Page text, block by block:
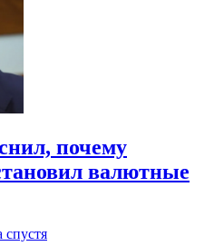
почему
валютные
спустя